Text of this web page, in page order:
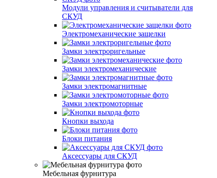
Модули управления и считыватели для
СКУД
Электромеханические защелки
Замки электроригельные
Замки электромеханические
Замки электромагнитные
Замки электромоторные
Кнопки выхода
Блоки питания
Аксессуары для СКУД
Мебельная фурнитура